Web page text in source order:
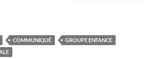
COMMUNIQUÉ
GROUPE ENFANCE